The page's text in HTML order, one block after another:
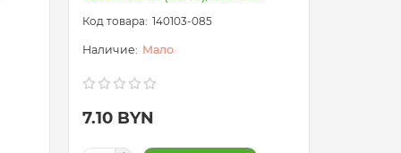
140103-085
Мало
7.10 BYN